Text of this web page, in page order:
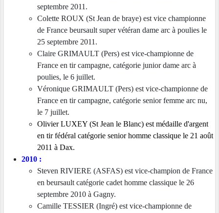
septembre 2011.
Colette ROUX (St Jean de braye) est vice championne
de France beursault super vétéran dame arc à poulies le
25 septembre 2011.
Claire GRIMAULT (Pers) est vice-championne de
France en tir campagne, catégorie junior dame arc à
poulies, le 6 juillet.
Véronique GRIMAULT (Pers) est vice-championne de
France en tir campagne, catégorie senior femme arc nu,
le 7 juillet.
Olivier LUXEY (St Jean le Blanc) est médaille d'argent
en tir fédéral catégorie senior homme classique le 21 août
2011 à Dax.
2010 :
Steven RIVIERE (ASFAS) est vice-champion de France
en beursault catégorie cadet homme classique le 26
septembre 2010 à Gagny.
Camille TESSIER (Ingré) est vice-championne de